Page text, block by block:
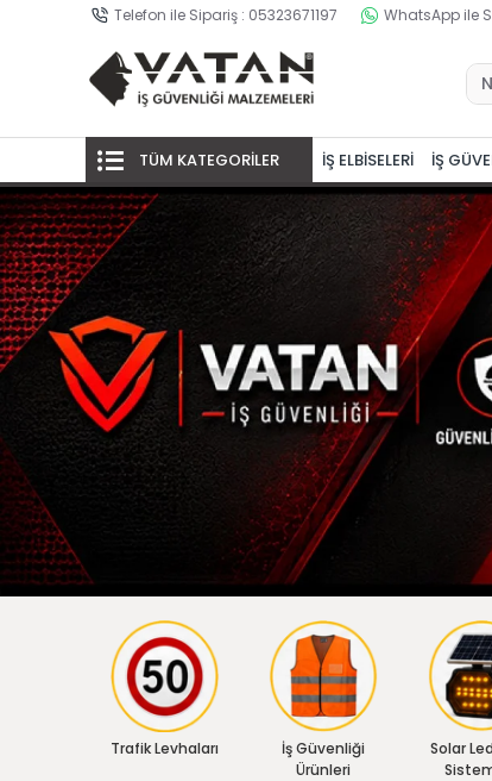
Telefon ile Sipariş : 05323671197 WhatsApp ile
TÜM KATEGORİLER İŞ ELBİSELERİ İŞ
Trafik Levhaları
İş Güvenliği
Ürünleri
Solar